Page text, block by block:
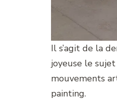
Il s’agit de la
joyeuse le
mouvements
painting.